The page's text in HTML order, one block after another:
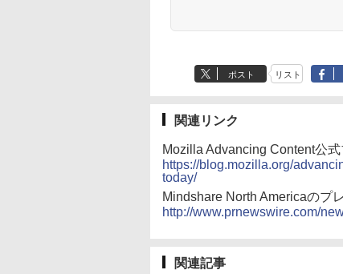
ポスト リスト
関連リンク
Mozilla Advancing Content公
https://blog.mozilla.org/
today/
Mindshare North Americaのプ
http://www.prnewswire.com/
関連記事